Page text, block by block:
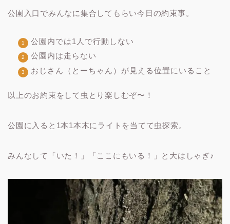
公園入口でみんなに集合してもらい今日の約束事。
公園内では1人で行動しない
公園内は走らない
おじさん（とーちゃん）が見える位置にいること
以上のお約束をして虫とり楽しむぞ〜！
公園に入ると1本1本木にライトを当てて虫探索。
みんなして「いた！」「ここにもいる！」と大はしゃぎ♪